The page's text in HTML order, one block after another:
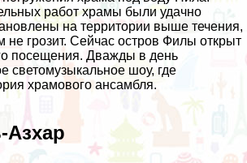
работ храмы были удачно
на территории выше течения,
не грозит. Сейчас остров Филы открыт
посещения. Дважды в день
светомузыкальное шоу, где
храмового ансамбля.
Азхар